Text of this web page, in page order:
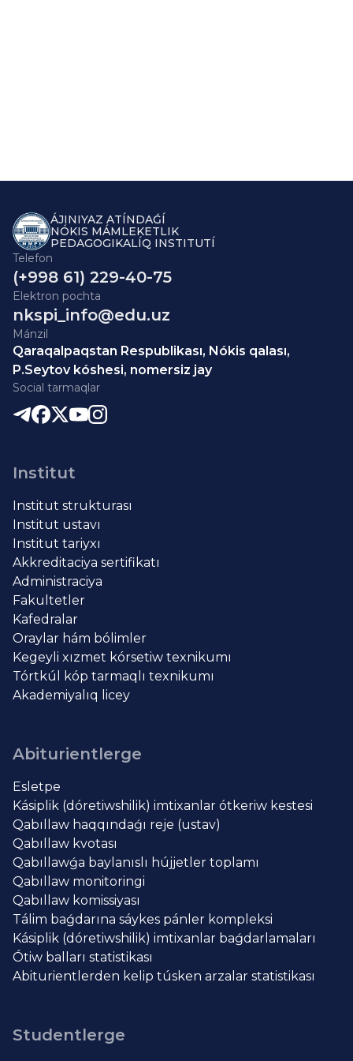
ÁJINIYAZ ATÍNDAǴÍ
NÓKIS MÁMLEKETLIK
PEDAGOGIKALÍQ INSTITUTÍ
Telefon
(+998 61) 229-40-75
Elektron pochta
nkspi_info@edu.uz
Mánzil
Qaraqalpaqstan Respublikası, Nókis qalası,
P.Seytov kóshesi, nomersiz jay
Social tarmaqlar
Institut
Institut strukturası
Institut ustavı
Institut tariyxı
Akkreditaciya sertifikatı
Administraciya
Fakultetler
Kafedralar
Oraylar hám bólimler
Kegeyli xızmet kórsetiw texnikumı
Tórtkúl kóp tarmaqlı texnikumı
Akademiyalıq licey
Abiturientlerge
Esletpe
Kásiplik (dóretiwshilik) imtixanlar ótkeriw kestesi
Qabıllaw haqqındaǵı reje (ustav)
Qabıllaw kvotası
Qabıllawǵa baylanıslı hújjetler toplamı
Qabıllaw monitoringi
Qabıllaw komissiyası
Tálim baǵdarına sáykes pánler kompleksi
Kásiplik (dóretiwshilik) imtixanlar baǵdarlamaları
Ótiw balları statistikası
Abiturientlerden kelip túsken arzalar statistikası
Studentlerge